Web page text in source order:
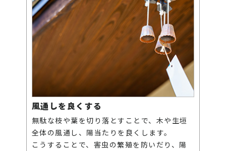
風通しを良くする
無駄な枝や葉を切り落とすことで、木や生垣
全体の風通し、陽当たりを良くします。
こうすることで、害虫の繁殖を防いだり、陽